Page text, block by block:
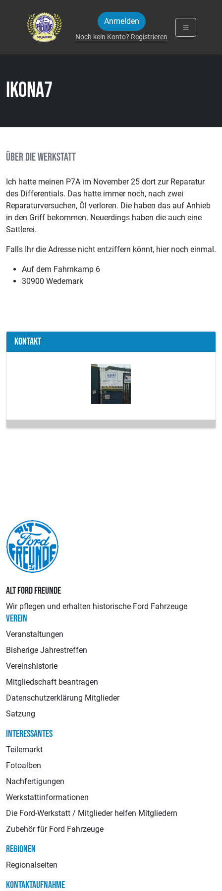
Anmelden
Noch kein Konto? Registrieren
IkonA7
ÜBER DIE WERKSTATT
Ich hatte meinen P7A im November 25 dort zur Reparatur
des Differentials. Das hatte immer noch, nach zwei
Reparaturversuchen, Öl verloren. Die haben das auf Anhieb
in den Griff bekommen. Neuerdings haben die auch eine
Sattlerei.
Falls Ihr die Adresse nicht entziffern könnt, hier noch einmal.
Auf dem Fahrnkamp 6
30900 Wedemark
Kontakt
ALT FORD FREUNDE
Wir pflegen und erhalten historische Ford Fahrzeuge
VEREIN
Veranstaltungen
Bisherige Jahrestreffen
Vereinshistorie
Mitgliedschaft beantragen
Datenschutzerklärung Mitglieder
Satzung
INTERESSANTES
Teilemarkt
Fotoalben
Nachfertigungen
Werkstattinformationen
Die Ford-Werkstatt / Mitglieder helfen Mitgliedern
Zubehör für Ford Fahrzeuge
REGIONEN
Regionalseiten
KONTAKTAUFNAHME